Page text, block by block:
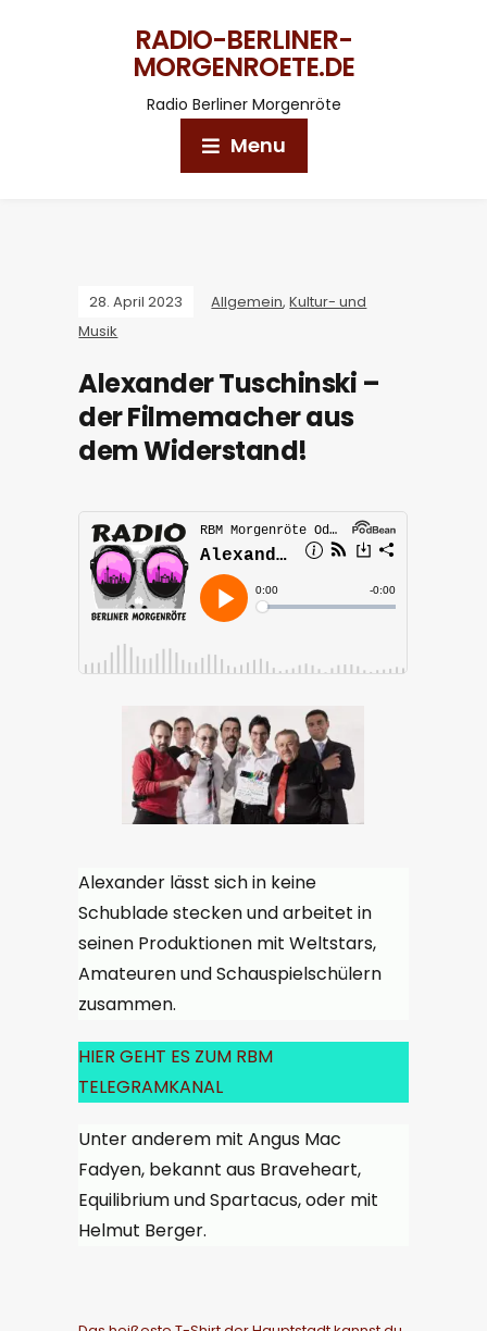
RADIO-BERLINER-
MORGENROETE.DE
Radio Berliner Morgenröte
Menu
28. April 2023 Allgemein,Kultur- und
Musik
Alexander Tuschinski –
der Filmemacher aus
dem Widerstand!
Alexander lässt sich in keine
Schublade stecken und arbeitet in
seinen Produktionen mit Weltstars,
Amateuren und Schauspielschülern
zusammen.
HIER GEHT ES ZUM RBM
TELEGRAMKANAL
Unter anderem mit Angus Mac
Fadyen, bekannt aus Braveheart,
Equilibrium und Spartacus, oder mit
Helmut Berger.